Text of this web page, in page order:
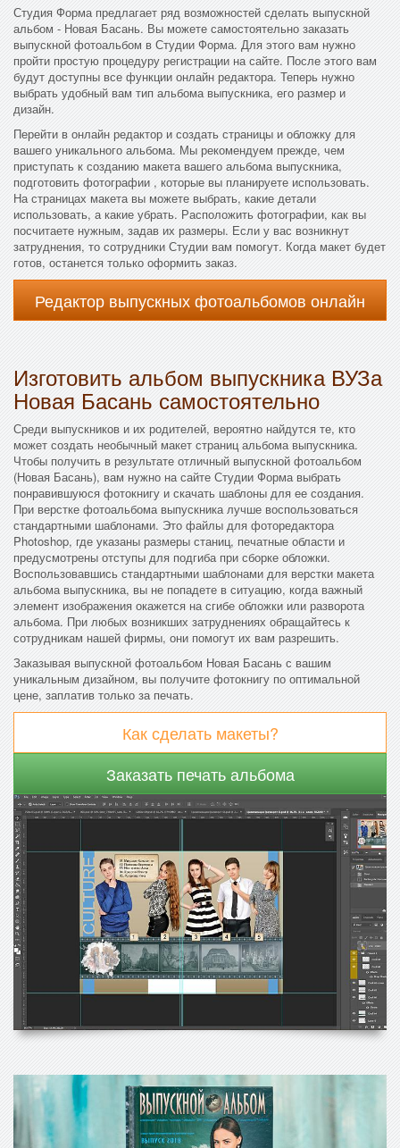
Студия Форма предлагает ряд возможностей сделать выпускной
альбом - Новая Басань. Вы можете самостоятельно заказать
выпускной фотоальбом в Студии Форма. Для этого вам нужно
пройти простую процедуру регистрации на сайте. После этого вам
будут доступны все функции онлайн редактора. Теперь нужно
выбрать удобный вам тип альбома выпускника, его размер и
дизайн.
Перейти в онлайн редактор и создать страницы и обложку для
вашего уникального альбома. Мы рекомендуем прежде, чем
приступать к созданию макета вашего альбома выпускника,
подготовить фотографии , которые вы планируете использовать.
На страницах макета вы можете выбрать, какие детали
использовать, а какие убрать. Расположить фотографии, как вы
посчитаете нужным, задав их размеры. Если у вас возникнут
затруднения, то сотрудники Студии вам помогут. Когда макет будет
готов, останется только оформить заказ.
Редактор выпускных фотоальбомов онлайн
Изготовить альбом выпускника ВУЗа
Новая Басань самостоятельно
Среди выпускников и их родителей, вероятно найдутся те, кто
может создать необычный макет страниц альбома выпускника.
Чтобы получить в результате отличный выпускной фотоальбом
(Новая Басань), вам нужно на сайте Студии Форма выбрать
понравившуюся фотокнигу и скачать шаблоны для ее создания.
При верстке фотоальбома выпускника лучше воспользоваться
стандартными шаблонами. Это файлы для фоторедактора
Photoshop, где указаны размеры станиц, печатные области и
предусмотрены отступы для подгиба при сборке обложки.
Воспользовавшись стандартными шаблонами для верстки макета
альбома выпускника, вы не попадете в ситуацию, когда важный
элемент изображения окажется на сгибе обложки или разворота
альбома. При любых возникших затруднениях обращайтесь к
сотрудникам нашей фирмы, они помогут их вам разрешить.
Заказывая выпускной фотоальбом Новая Басань с вашим
уникальным дизайном, вы получите фотокнигу по оптимальной
цене, заплатив только за печать.
Как сделать макеты?
Заказать печать альбома